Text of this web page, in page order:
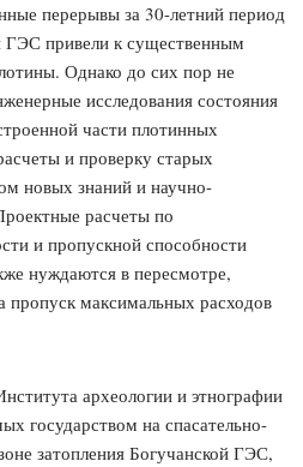
перерывы за 30-летний период
ГЭС привели к существенным
Однако до сих пор не
исследования состояния
части плотинных
и проверку старых
новых знаний и научно-
расчеты по
и пропускной способности
нуждаются в пересмотре,
пропуск максимальных расходов
археологии и этнографии
государством на спасательно-
затопления Богучанской ГЭС,